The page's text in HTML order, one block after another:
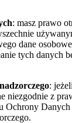
: masz prawo
dane
tych danych
:
niezgodnie z
Ochrony